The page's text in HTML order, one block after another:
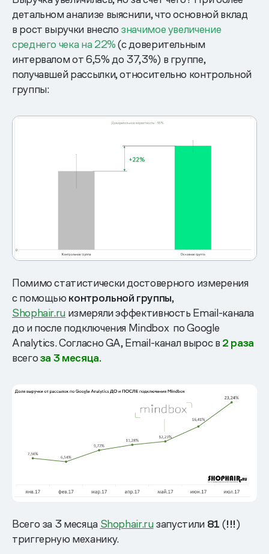
детальном анализе выяснили, что основной вклад
в рост выручки внесло значимое увеличение
среднего чека на 22%(с доверительным
интервалом от 6,5% до 37,3%) в группе,
получавшей рассылки, относительно контрольной
группы:
Помимо статистически достоверного измерения
с помощью контрольной группы,
Shophair.ru измеряли эффективность Email-канала
до и после подключения Mindbox по Google
Analytics. Согласно GA, Email-канал вырос в 2 раза
всегоза 3 месяца.
Всего за 3 месяца Shophair.ruзапустили 81 (!!!)
триггерную механику.